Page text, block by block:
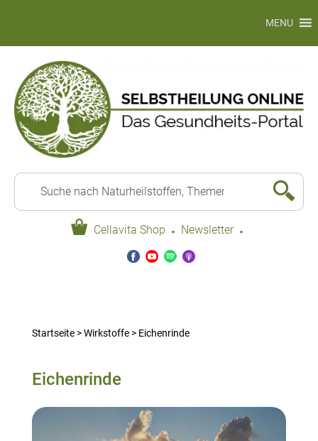
Cellavita Shop · Newsletter ·
MENU
Startseite>Wirkstoffe> Eichenrinde
Eichenrinde